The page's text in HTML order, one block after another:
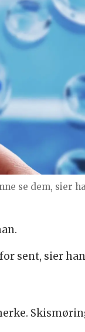
se dem, sier
sent, sier